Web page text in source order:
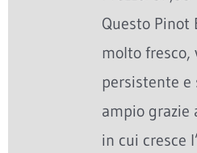
Questo Pinot
molto fresco,
persistente e
ampio
in cui cresce